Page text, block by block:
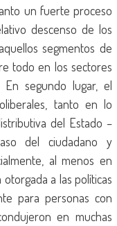
un fuerte proceso
descenso de los
segmentos de
todo en los sectores
En segundo lugar, el
tanto en lo
del Estado –
del ciudadano y
al menos en
a las políticas
para personas con
en muchas